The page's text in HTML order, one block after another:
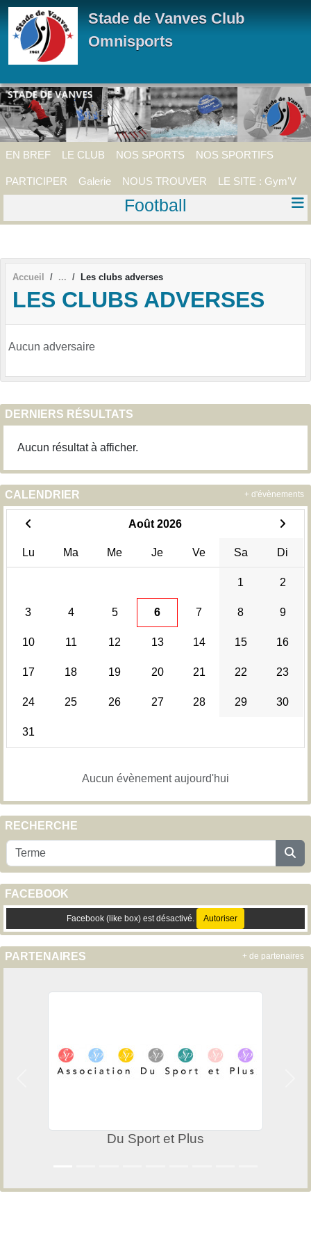
Stade de Vanves Club
Omnisports
EN BREF LE CLUB NOS SPORTS NOS SPORTIFS
PARTICIPER Galerie NOUS TROUVER LE SITE : Gym'V
Football
Accueil Les clubs adverses
LES CLUBS ADVERSES
Aucun adversaire
DERNIERS RÉSULTATS
Aucun résultat à afficher.
CALENDRIER
Août 2026
Lu Ma Me Je Ve Sa Di
1 2
3 4 5 6 7 8 9
10 11 12 13 14 15 16
17 18 19 20 21 22 23
24 25 26 27 28 29 30
31
Aucun évènement aujourd'hui
+ d'évènements
RECHERCHE
FACEBOOK
Facebook (like box) est désactivé. Autoriser
PARTENAIRES
Du Sport et Plus
+ de partenaires
Panneau de gestion des cookies